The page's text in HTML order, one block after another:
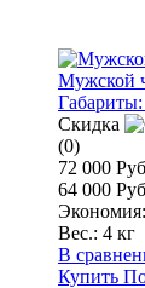
Мужской
Габариты:
Скидка
(0)
72 000
64 000
Вес.: 4 кг
В
Купить